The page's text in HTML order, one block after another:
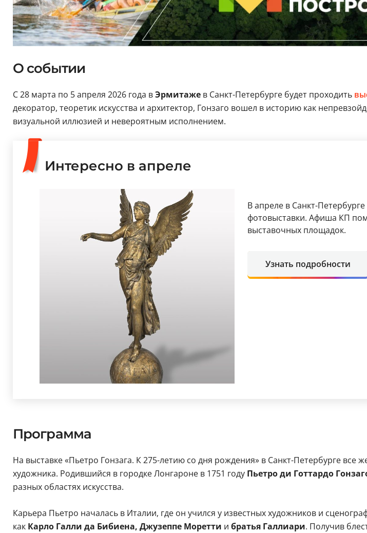
О событии
С 28 марта по 5 апреля 2026 года вЭрмитажев Санкт-Петербурге будет проходить
декоратор, теоретик искусства и архитектор, Гонзаго вошел в историю как
визуальной иллюзией и невероятным исполнением.
Интересно в апреле
В апреле в Санкт-
фотовыставки. Афиша КП
выставочных площадок.
Узнать подробности
Программа
На выставке «Пьетро Гонзага. К 275-летию со дня рождения» в Санкт-Петербурге
художника. Родившийся в городке Лонгароне в 1751 году Пьетро ди Готтардо
разных областях искусства.
Карьера Пьетро началась в Италии, где он учился у известных художников и
как Карло Галли да Бибиена, Джузеппе Моретти и братья Галлиари. Получив